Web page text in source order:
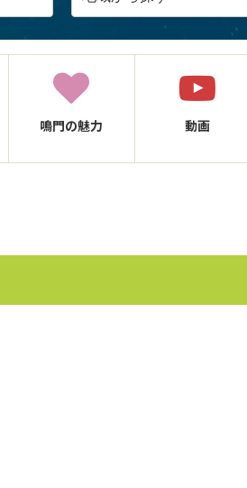
鳴門の魅力 動画